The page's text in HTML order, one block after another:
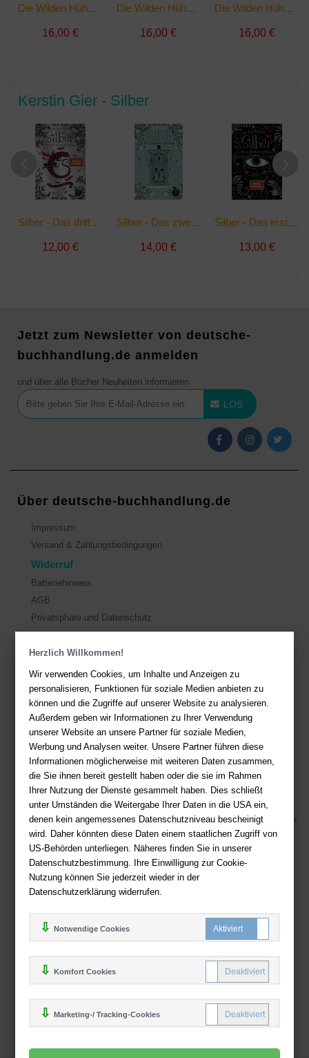
Herzlich Willkommen!
Wir verwenden Cookies, um Inhalte und Anzeigen zu
personalisieren, Funktionen für soziale Medien anbieten zu
können und die Zugriffe auf unserer Website zu analysieren.
Außerdem geben wir Informationen zu Ihrer Verwendung
unserer Website an unsere Partner für soziale Medien,
Werbung und Analysen weiter. Unsere Partner führen diese
Informationen möglicherweise mit weiteren Daten zusammen,
die Sie ihnen bereit gestellt haben oder die sie im Rahmen
Ihrer Nutzung der Dienste gesammelt haben. Dies schließt
unter Umständen die Weitergabe Ihrer Daten in die USA ein,
denen kein angemessenes Datenschutzniveau bescheinigt
wird. Daher könnten diese Daten einem staatlichen Zugriff von
US-Behörden unterliegen. Näheres finden Sie in unserer
Datenschutzbestimmung. Ihre Einwilligung zur Cookie-
Nutzung können Sie jederzeit wieder in der
Datenschutzerklärung widerrufen.
Notwendige Cookies
Komfort Cookies
Marketing-/ Tracking-Cookies
16,00 €
Die Wilden Hühner - Fuchsalarm | Buch
16,00 € 16,00 €
Kerstin Gier - Silber
12,00 €
Silber - Das zweite Buch der Träume | Buch
14,00 € 13,00 €
Jetzt zum Newsletter von deutsche-
buchhandlung.de anmelden
und über alle Bücher Neuheiten informieren
LOS
Über deutsche-buchhandlung.de
Impressum
Versand & Zahlungsbedingungen
Widerruf
Batteriehinweis
AGB
Privatsphäre und Datenschutz
Kontakt
Hier finden Sie Antworten auf häufig gestellte
Fragen.
Fragen per E-Mail:service@deutsche-buchhandlung.de
Telefon: +49 (0)511 - 982 684 41
Ihre Vorteile bei uns
Kostenloser Versand ab 36,- EUR Bestellwert
Sicherer Online Shop und Zahlung mit SSL-Verschlüsselung
Viele Zahlungsmethoden wie PayPal, Amazon Payment, Vorkasse
Zahlweisen